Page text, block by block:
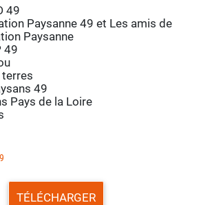
49
Paysanne 49 et Les amis de
Paysanne
49
49
Pays de la Loire
TÉLÉCHARGER